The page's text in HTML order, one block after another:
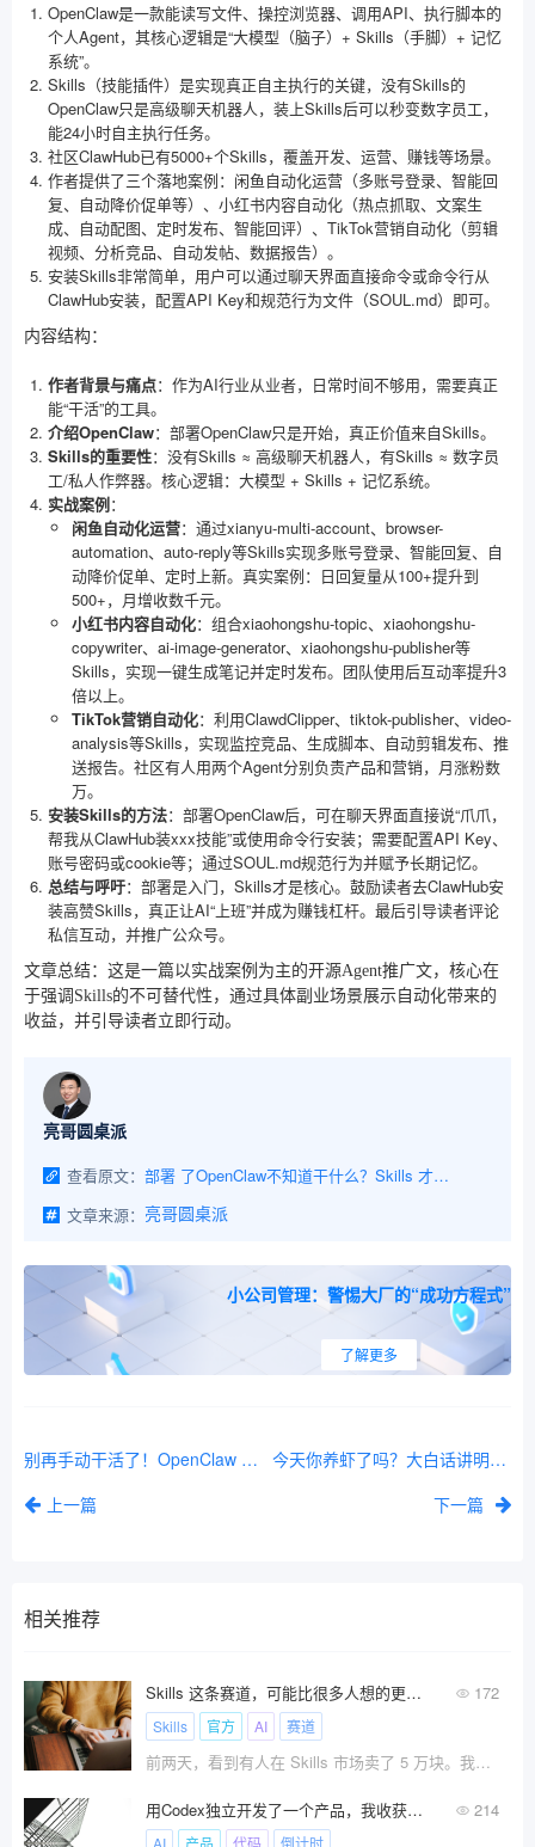
OpenClaw是一款能读写文件、操控浏览器、调用API、执行脚本的
个人Agent，其核心逻辑是“大模型（脑子）+ Skills（手脚）+ 记忆
系统”。
Skills（技能插件）是实现真正自主执行的关键，没有Skills的
OpenClaw只是高级聊天机器人，装上Skills后可以秒变数字员工，
能24小时自主执行任务。
社区ClawHub已有5000+个Skills，覆盖开发、运营、赚钱等场景。
作者提供了三个落地案例：闲鱼自动化运营（多账号登录、智能回
复、自动降价促单等）、小红书内容自动化（热点抓取、文案生
成、自动配图、定时发布、智能回评）、TikTok营销自动化（剪辑
视频、分析竞品、自动发帖、数据报告）。
安装Skills非常简单，用户可以通过聊天界面直接命令或命令行从
ClawHub安装，配置API Key和规范行为文件（SOUL.md）即可。
内容结构：
作者背景与痛点：作为AI行业从业者，日常时间不够用，需要真正
能“干活”的工具。
介绍OpenClaw：部署OpenClaw只是开始，真正价值来自Skills。
Skills的重要性：没有Skills ≈ 高级聊天机器人，有Skills ≈ 数字员
工/私人作弊器。核心逻辑：大模型 + Skills + 记忆系统。
实战案例：
闲鱼自动化运营：通过xianyu-multi-account、browser-
automation、auto-reply等Skills实现多账号登录、智能回复、自
动降价促单、定时上新。真实案例：日回复量从100+提升到
500+，月增收数千元。
小红书内容自动化：组合xiaohongshu-topic、xiaohongshu-
copywriter、ai-image-generator、xiaohongshu-publisher等
Skills，实现一键生成笔记并定时发布。团队使用后互动率提升3
倍以上。
TikTok营销自动化：利用ClawdClipper、tiktok-publisher、video-
analysis等Skills，实现监控竞品、生成脚本、自动剪辑发布、推
送报告。社区有人用两个Agent分别负责产品和营销，月涨粉数
万。
安装Skills的方法：部署OpenClaw后，可在聊天界面直接说“爪爪，
帮我从ClawHub装xxx技能”或使用命令行安装；需要配置API Key、
账号密码或cookie等；通过SOUL.md规范行为并赋予长期记忆。
总结与呼吁：部署是入门，Skills才是核心。鼓励读者去ClawHub安
装高赞Skills，真正让AI“上班”并成为赚钱杠杆。最后引导读者评论
私信互动，并推广公众号。
文章总结：这是一篇以实战案例为主的开源Agent推广文，核心在
于强调Skills的不可替代性，通过具体副业场景展示自动化带来的
收益，并引导读者立即行动。
亮哥圆桌派
查看原文：
部署 了OpenClaw不知道干什么？Skills 才是真·赚钱钥匙：我用它把闲鱼、小红书、TikTok自动化变现
文章来源：
亮哥圆桌派
小公司管理：警惕大厂的“成功方程式”​
了解更多
别再手动干活了！OpenClaw 一键部署指南：我亲测的云/本地方案全对比
上一篇
今天你养虾了吗？大白话讲明白2026最火小龙虾：OpenClaw、Skills、Token、Coding Plan都是啥，小白也能看懂！
下一篇
相关推荐
Skills 这条赛道，可能比很多人想的更赚钱 172
Skills 官方 AI 赛道
前两天，看到有人在 Skills 市场卖了 5 万块。我当时刷到这个数字的时候，愣了一下。
用Codex独立开发了一个产品，我收获的4个心得 214
AI 产品 代码 倒计时